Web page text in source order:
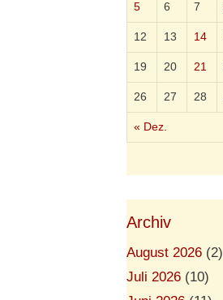
« Dez.
5 6 7
12 13 14
19 20 21
26 27 28
Archiv
August 2026 (2)
Juli 2026 (10)